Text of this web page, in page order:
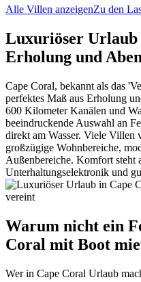
Alle Villen anzeigenZu den
Luxuriöser Urlaub
Erholung und
Cape Coral, bekannt als das
perfektes Maß aus Erholung
600 Kilometer Kanälen und
beeindruckende Auswahl an
direkt am Wasser. Viele Villen
großzügige Wohnbereiche,
Außenbereiche. Komfort
Unterhaltungselektronik und
Warum nicht ein
Coral mit Boot
Wer in Cape Coral Urlaub